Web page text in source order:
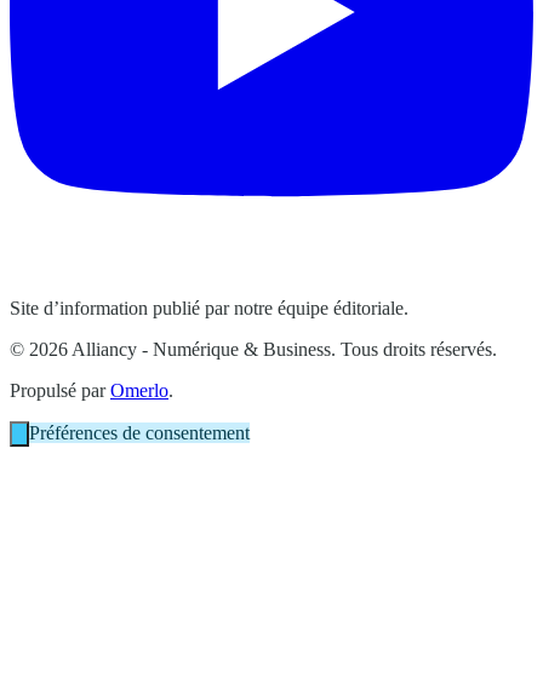
Site d’information publié par notre équipe éditoriale.
© 2026 Alliancy - Numérique & Business. Tous droits réservés.
Propulsé parOmerlo.
Préférences de consentement